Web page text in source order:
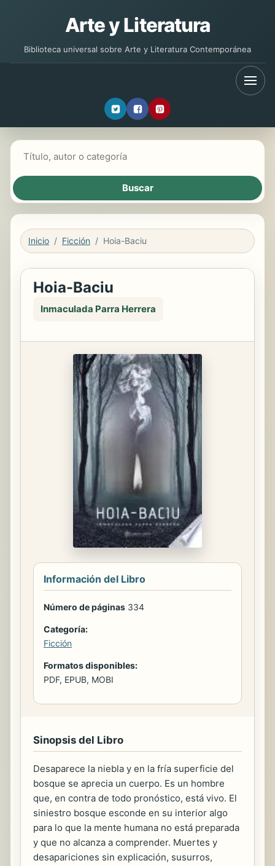
Arte y Literatura
Biblioteca universal sobre Arte y Literatura Contemporánea
Inicio Ficción Hoia-Baciu
Hoia-Baciu
Inmaculada Parra Herrera
Información del Libro
Número de páginas 334
Categoría:
Ficción
Formatos disponibles:
PDF, EPUB, MOBI
Sinopsis del Libro
Desaparece la niebla y en la fría superficie del
bosque se aprecia un cuerpo. Es un hombre
que, en contra de todo pronóstico, está vivo. El
siniestro bosque esconde en su interior algo
para lo que la mente humana no está preparada
y que no alcanza a comprender. Muertes y
desapariciones sin explicación, susurros,